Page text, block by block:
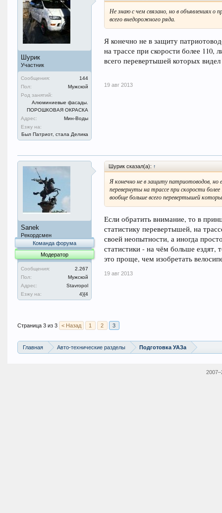
Шурик
Участник
Сообщения:
144
Пол:
Мужской
Род занятий:
Алюминиевые фасады.
ПОРОШКОВАЯ ОКРАСКА
Адрес:
Мин-Воды
Езжу на:
Был Патриот, стала Делика
Не знаю с чем связано, но в объявлениях
всего внедорожного ряда.
Я конечно не в защиту
на трассе при скорости более
всего перевертышей которых
19 авг 2013
Sanek
Рекордсмен
Команда форума
Модератор
Сообщения:
2.267
Пол:
Мужской
Адрес:
Stavropol
Езжу на:
4}{4
Шурик сказал(а): ↑
Я конечно не в защиту патриотоводов,
перевернуты на трассе при скорости
вообще больше всего перевертышей
Если обратить внимание, то в
статистику перевертышей, на
своей неопытности, а иногда
статистики - на чём больше ездят,
это проще, чем изобретать
19 авг 2013
Страница 3 из 3 < Назад 1 2 3
Главная Авто-технические разделы Подготовка УАЗа
2007–